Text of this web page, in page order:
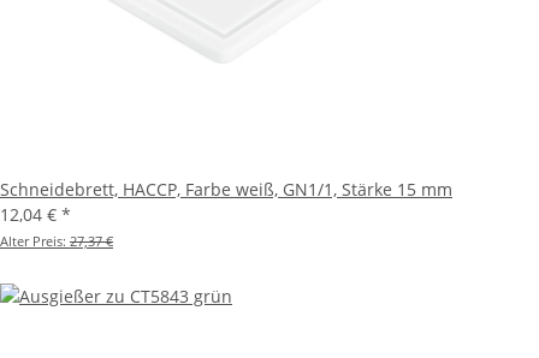
Schneidebrett, HACCP, Farbe weiß, GN1/1, Stärke 15 mm
12,04 € *
Alter Preis: 27,37 €